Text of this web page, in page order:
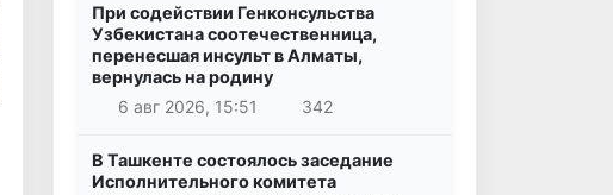
При содействии Генконсульства
Узбекистана соотечественница,
перенесшая инсульт в Алматы,
вернулась на родину
6 авг 2026, 15:51
342
В Ташкенте состоялось заседание
Исполнительного комитета